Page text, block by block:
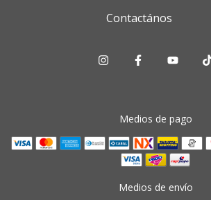
Contactános
Medios de pago
Medios de envío